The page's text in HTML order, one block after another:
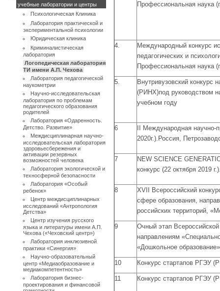
учебные лаборатории и центры
Психологическая Клиника
Лаборатория практической и
экспериментальной психологии
Юридическая клиника
Криминалистическая
лаборатория
Логопедическая лаборатория
ТИ имени А.П. Чехова
Лаборатория педагогической
наукометрии
Научно-исследовательская
лаборатория по проблемам
педагогического образования
родителей
Лаборатория «Одаренность.
Детство. Развитие»
Междисциплинарная научно-
исследовательская лаборатория
здоровьесбережения и
активации резервных
возможностей человека
Лаборатория экологической и
техносферной безопасности
Лаборатория «Особый
ребенок»
Центр междисциплинарных
исследований «Антропология
Детства»
Центр изучения русского
языка и литературы имени А.П.
Чехова («Чеховский центр»)
Лаборатория инклюзивной
практики «Синергия»
Научно-образовательный
центр «Медиаобразование и
медиакомпетентность»
Лаборатория бизнес-
проектирования и финансовой
Профессиональная наука
4.
Международный конкурс
педагогических и
Профессиональная наука
5.
Внутривузовский
(РИНХ)под руководством
учебном году
6
II Международная научно-
2020г.).Россия,
7
NEW SCIENCE
конкурс (22 октября 2019
8 XVII
Всероссийский
сфере образования,
российских территорий,
9
Очный этап
направлениям
«Дошкольное
10 Конкурс стартапов РГЭУ
11 Конкурс стартапов РГЭУ